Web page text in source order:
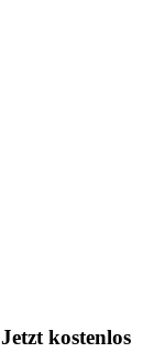
Jetzt kostenlos